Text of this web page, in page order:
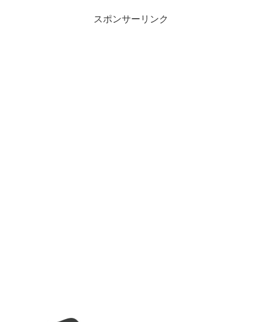
定せず、無料カウンセリングを受けてみ
スポンサーリンク